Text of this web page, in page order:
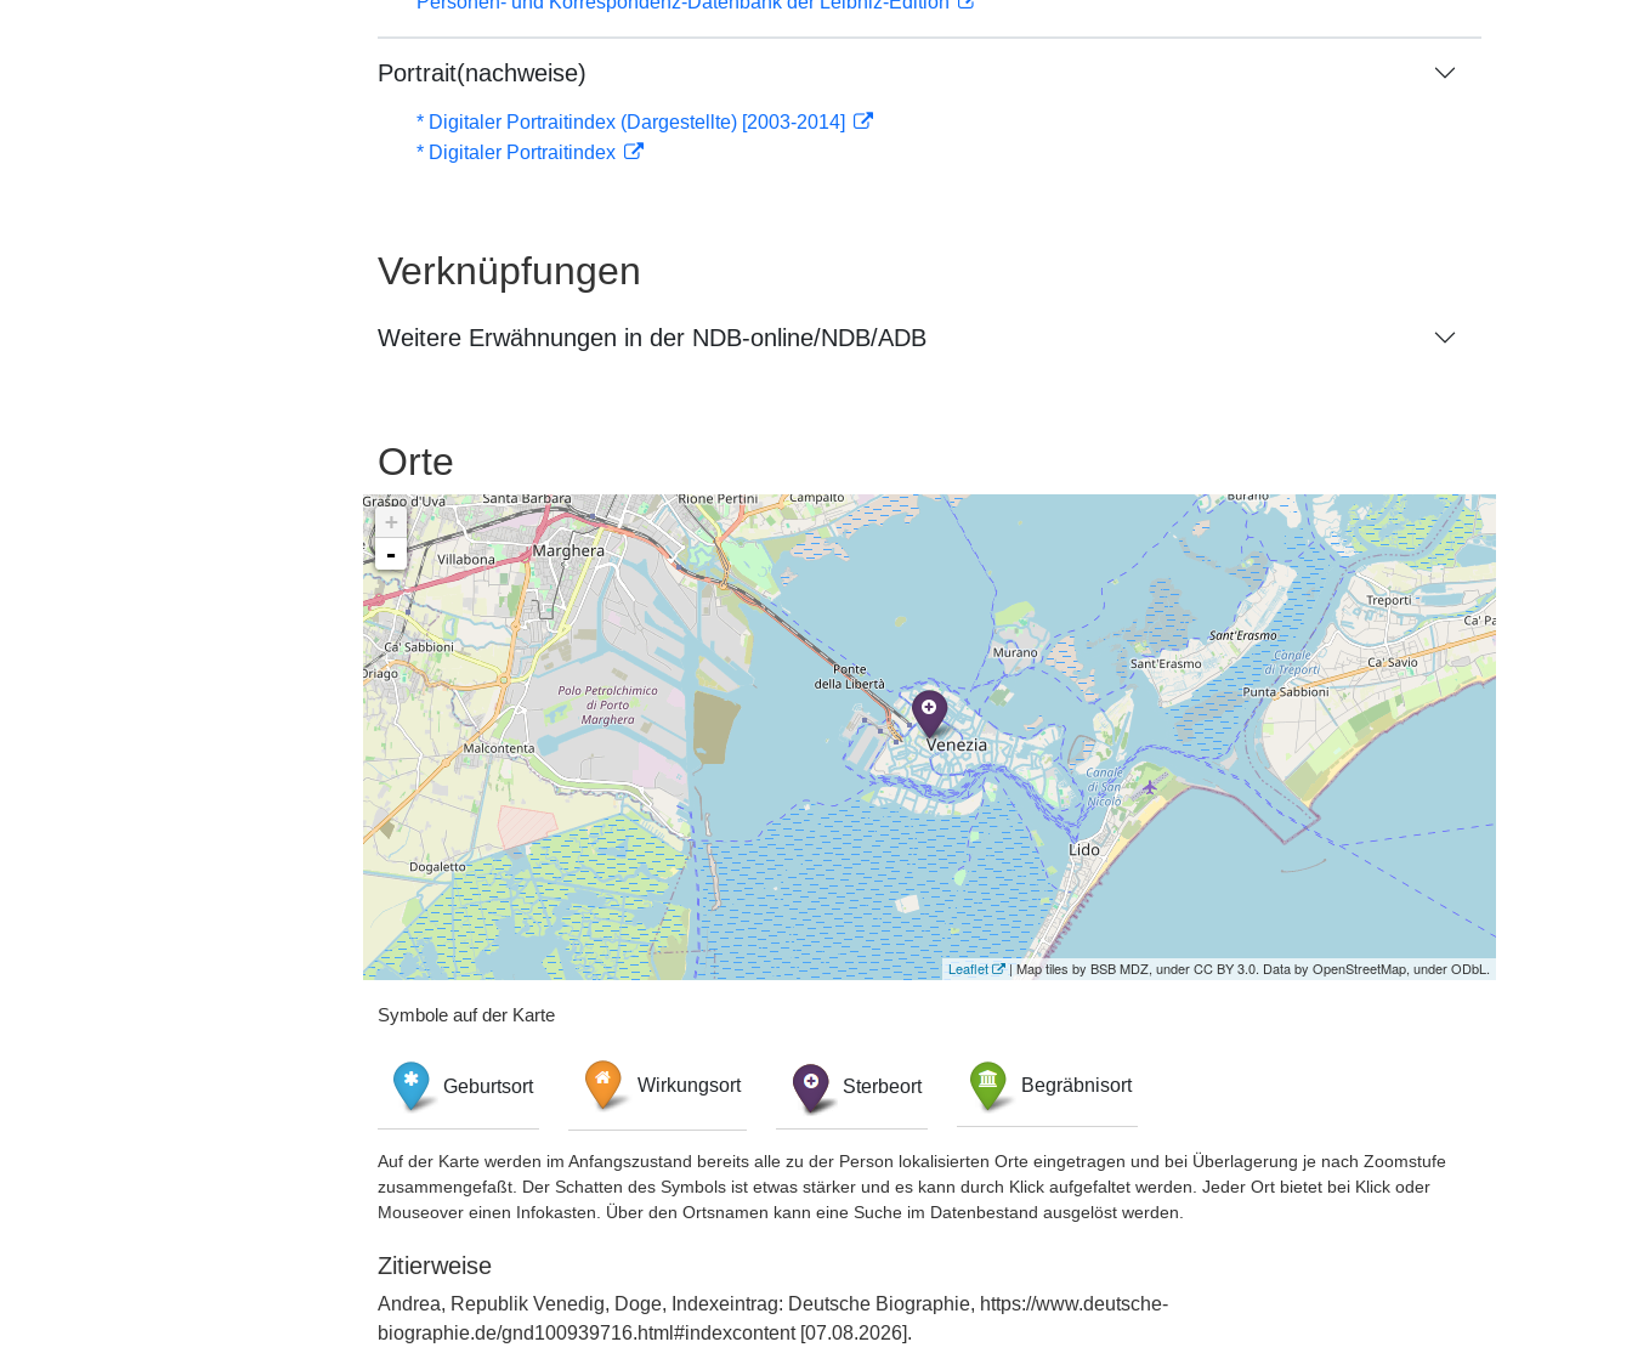
Portrait(nachweise)
* Digitaler Portraitindex (Dargestellte) [2003-2014]
* Digitaler Portraitindex
Verknüpfungen
Weitere Erwähnungen in der NDB-online/NDB/ADB
Orte
+
-
Leaflet | Map tiles by BSB MDZ, under CC BY 3.0. Data by OpenStreetMap, under ODbL.
Symbole auf der Karte
Geburtsort Wirkungsort Sterbeort Begräbnisort
Auf der Karte werden im Anfangszustand bereits alle zu der Person lokalisierten Orte eingetragen und bei Überlagerung je nach Zoomstufe
zusammengefaßt. Der Schatten des Symbols ist etwas stärker und es kann durch Klick aufgefaltet werden. Jeder Ort bietet bei Klick oder
Mouseover einen Infokasten. Über den Ortsnamen kann eine Suche im Datenbestand ausgelöst werden.
Zitierweise
Andrea, Republik Venedig, Doge, Indexeintrag: Deutsche Biographie, https://www.deutsche-
biographie.de/gnd100939716.html#indexcontent [07.08.2026].